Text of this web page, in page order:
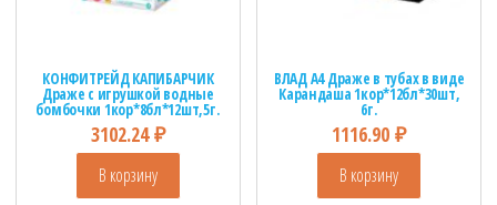
КОНФИТРЕЙД КАПИБАРЧИК
Драже с игрушкой водные
бомбочки 1кор*8бл*12шт,5г.
3102.24₽
В корзину
ВЛАД А4 Драже в тубах в виде
Карандаша 1кор*12бл*30шт,
6г.
1116.90₽
В корзину